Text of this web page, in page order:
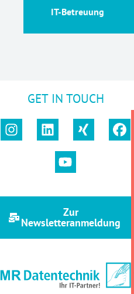
IT-Betreuung
GET IN TOUCH
Zur
Newsletteranmeldung